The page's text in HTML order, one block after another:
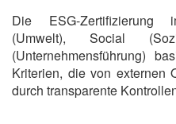
Die ESG-Zertifizierung
(Umwelt), Social
(Unternehmensführung)
Kriterien, die von externen
durch transparente